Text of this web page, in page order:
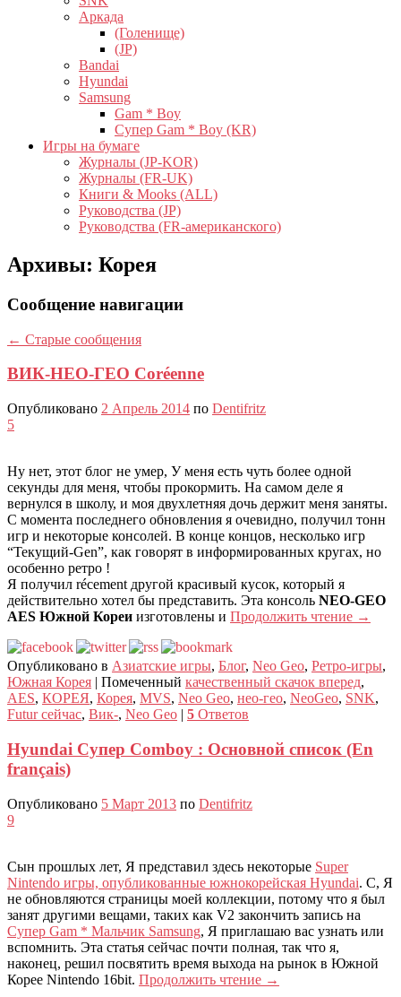
Аркада
(Голенище)
(JP)
Bandai
Hyundai
Samsung
Gam * Boy
Супер Gam * Boy (KR)
Игры на бумаге
Журналы (JP-KOR)
Журналы (FR-UK)
Книги & Mooks (ALL)
Руководства (JP)
Руководства (FR-американского)
Архивы: Корея
Сообщение навигации
← Старые сообщения
ВИК-НЕО-ГЕО Coréenne
Опубликовано 2 Апрель 2014 по Dentifritz
5
Ну нет, этот блог не умер, У меня есть чуть более одной
секунды для меня, чтобы прокормить. На самом деле я
вернулся в школу, и моя двухлетняя дочь держит меня заняты.
С момента последнего обновления я очевидно, получил тонн
игр и некоторые консолей. В конце концов, несколько игр
“Текущий-Gen”, как говорят в информированных кругах, но
особенно ретро !
Я получил récement другой красивый кусок, который я
действительно хотел бы представить. Эта консоль NEO-GEO
AES Южной Кореи изготовлены и Продолжить чтение →
Опубликовано в Азиатские игры, Блог, Neo Geo, Ретро-игры,
Южная Корея | Помеченный качественный скачок вперед,
AES, КОРЕЯ, Корея, MVS, Neo Geo, нео-гео, NeoGeo, SNK,
Futur сейчас, Вик-, Neo Geo | 5 Ответов
Hyundai Супер Comboy : Основной список (En
français)
Опубликовано 5 Март 2013 по Dentifritz
9
Сын прошлых лет, Я представил здесь некоторые Super
Nintendo игры, опубликованные южнокорейская Hyundai. С, Я
не обновляются страницы моей коллекции, потому что я был
занят другими вещами, таких как V2 закончить запись на
Супер Gam * Мальчик Samsung, Я приглашаю вас узнать или
вспомнить. Эта статья сейчас почти полная, так что я,
наконец, решил посвятить время выхода на рынок в Южной
Корее Nintendo 16bit. Продолжить чтение →